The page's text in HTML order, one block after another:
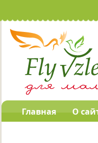
Главная О